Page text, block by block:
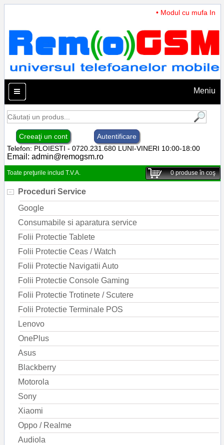
• Modul cu mufa
Meniu
Creeaţi un cont
Autentificare
Telefon: PLOIESTI - 0720.231.680 LUNI-VINERI 10:00-18:00
Email: admin@remogsm.ro
Toate preţurile includ T.V.A. 0produse în coş
Proceduri Service
Google
Consumabile si aparatura service
Folii Protectie Tablete
Folii Protectie Ceas / Watch
Folii Protectie Navigatii Auto
Folii Protectie Console Gaming
Folii Protectie Trotinete / Scutere
Folii Protectie Terminale POS
Lenovo
OnePlus
Asus
Blackberry
Motorola
Sony
Xiaomi
Oppo / Realme
Audiola